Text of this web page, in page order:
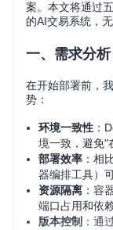
案。本文将通过
的AI交易系统，
一、需求分
在开始部署前，
势：
环境一致性 ：
境一致，避免"
部署效率 ：相
器编排工具）
资源隔离 ：容
端口占用和依
版本控制 ：通